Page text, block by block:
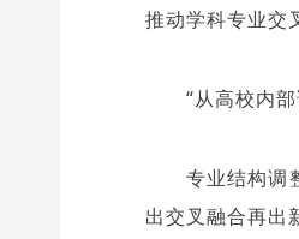
推动学科专业交
“从高校内
专业结构调
出交叉融合再出